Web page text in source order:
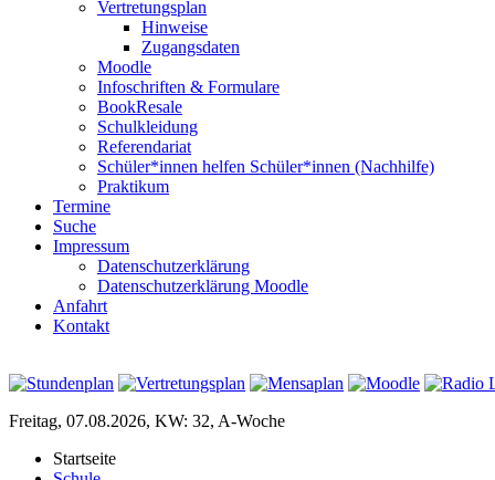
Vertretungsplan
Hinweise
Zugangsdaten
Moodle
Infoschriften & Formulare
BookResale
Schulkleidung
Referendariat
Schüler*innen helfen Schüler*innen (Nachhilfe)
Praktikum
Termine
Suche
Impressum
Datenschutzerklärung
Datenschutzerklärung Moodle
Anfahrt
Kontakt
Freitag, 07.08.2026, KW: 32, A-Woche
Startseite